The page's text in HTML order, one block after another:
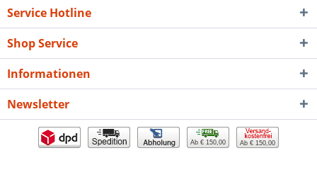
Service Hotline
Shop Service
Informationen
Newsletter
Ab € 150,00 Ab € 150,00